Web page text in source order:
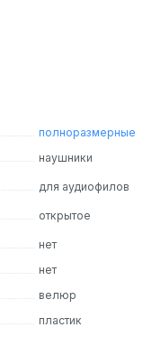
полноразмерные
наушники
для аудиофилов
открытое
нет
нет
велюр
пластик